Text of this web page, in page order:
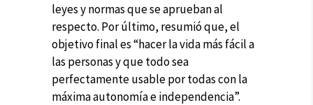
leyes y normas que se aprueban al
respecto. Por último, resumió que, el
objetivo final es “hacer la vida más fácil a
las personas y que todo sea
perfectamente usable por todas con la
máxima autonomía e independencia”.